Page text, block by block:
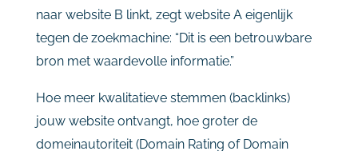
naar website B linkt, zegt website A eigenlijk
tegen de zoekmachine: “Dit is een betrouwbare
bron met waardevolle informatie.”
Hoe meer kwalitatieve stemmen (backlinks)
jouw website ontvangt, hoe groter de
domeinautoriteit (Domain Rating of Domain